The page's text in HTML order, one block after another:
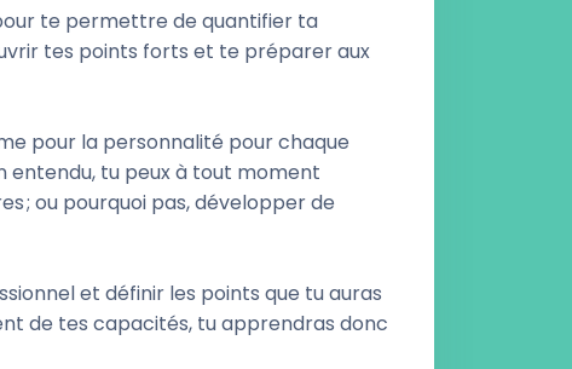
te permettre de quantifier ta
tes points forts et te préparer aux
pour la personnalité pour chaque
entendu, tu peux à tout moment
; ou pourquoi pas, développer de
et définir les points que tu auras
de tes capacités, tu apprendras donc